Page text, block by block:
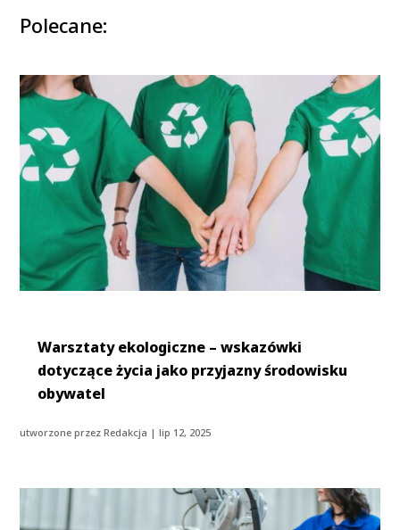
Polecane:
Warsztaty ekologiczne – wskazówki
dotyczące życia jako przyjazny środowisku
obywatel
utworzone przezRedakcja |lip 12, 2025